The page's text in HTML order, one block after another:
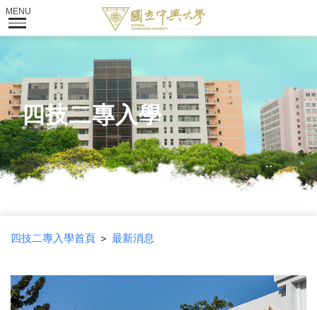
四技二專入學
四技二專入學首頁＞ 最新消息